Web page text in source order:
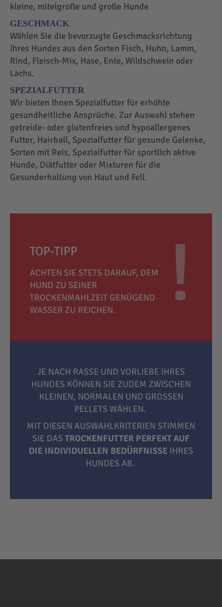
kleine, mitelgroße und große Hunde
GESCHMACK
Wählen Sie die bevorzugte Geschmacksrichtung
Ihres Hundes aus den Sorten Fisch, Huhn, Lamm,
Rind, Fleisch-Mix, Hase, Ente, Wildschwein oder
Lachs.
SPEZIALFUTTER
Wir bieten Ihnen Spezialfutter für erhöhte
gesundheitliche Ansprüche. Zur Auswahl stehen
getreide- oder glutenfreies und hypoallergenes
Futter, Hairball, Spezialfutter für gesunde Gelenke,
Sorten mit Reis, Spezialfutter für sportlich aktive
Hunde, Diätfutter oder Mixturen für die
Gesunderhaltung von Haut und Fell.
TOP-TIPP
ACHTEN SIE STETS DARAUF, DEM
HUND ZU SEINER
TROCKENMAHLZEIT GENÜGEND
WASSER ZU REICHEN.
JE NACH RASSE UND VORLIEBE IHRES
HUNDES KÖNNEN SIE ZUDEM ZWISCHEN
KLEINEN, NORMALEN UND GROSSEN P
ELLETS WÄHLEN.
MIT DIESEN AUSWAHLKRITERIEN STIMMEN
SIE DAS TROCKENFUTTER PERFEKT AUF
DIE INDIVIDUELLEN BEDÜRFNISSE IHRES
HUNDES AB.